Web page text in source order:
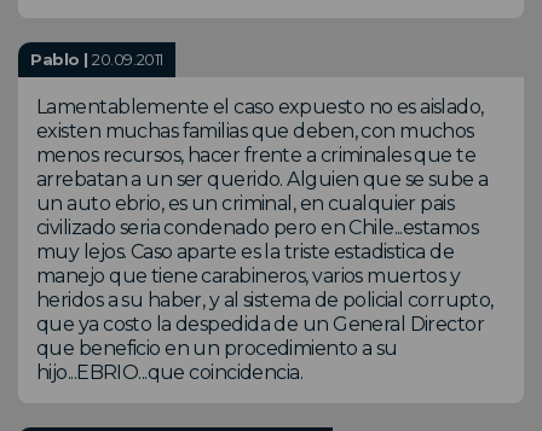
Pablo |20.09.2011
Lamentablemente el caso expuesto no es aislado,
existen muchas familias que deben, con muchos
menos recursos, hacer frente a criminales que te
arrebatan a un ser querido. Alguien que se sube a
un auto ebrio, es un criminal, en cualquier pais
civilizado seria condenado pero en Chile...estamos
muy lejos. Caso aparte es la triste estadistica de
manejo que tiene carabineros, varios muertos y
heridos a su haber, y al sistema de policial corrupto,
que ya costo la despedida de un General Director
que beneficio en un procedimiento a su
hijo...EBRIO...que coincidencia.